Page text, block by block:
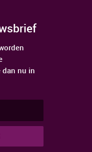
dan nu in